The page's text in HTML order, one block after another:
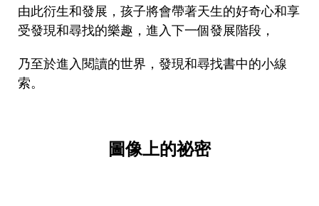
由此衍生和發展，孩子將會帶著天生的好奇心和享
受發現和尋找的樂趣，進入下一個發展階段，
乃至於進入閱讀的世界，發現和尋找書中的小線
索。
圖像上的祕密